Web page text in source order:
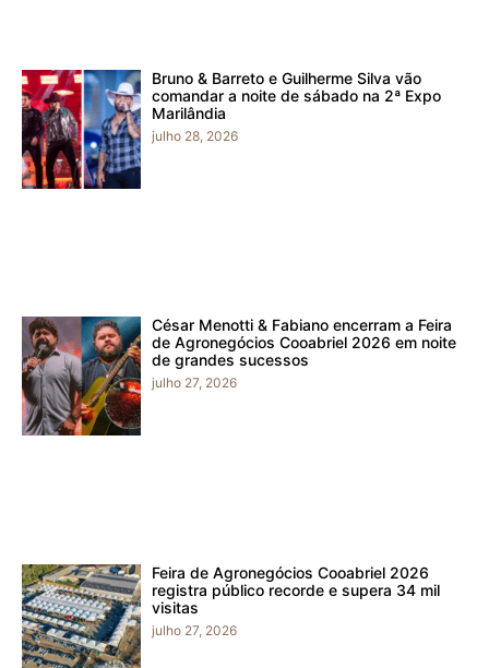
Bruno & Barreto e Guilherme Silva vão
comandar a noite de sábado na 2ª Expo
Marilândia
julho 28, 2026
César Menotti & Fabiano encerram a Feira
de Agronegócios Cooabriel 2026 em noite
de grandes sucessos
julho 27, 2026
Feira de Agronegócios Cooabriel 2026
registra público recorde e supera 34 mil
visitas
julho 27, 2026